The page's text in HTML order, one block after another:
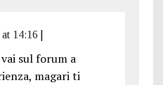
14:16
sul forum a
magari ti